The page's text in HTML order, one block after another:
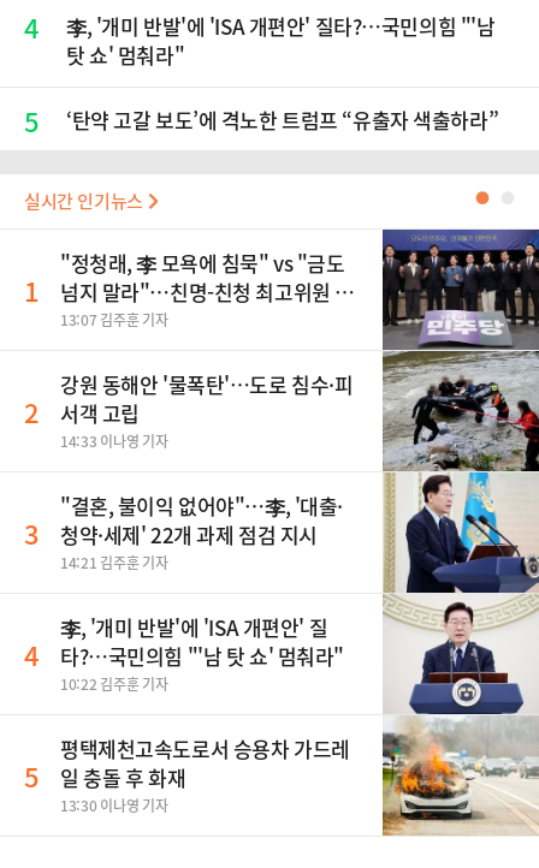
4
李, '개미 반발'에 'ISA 개편안' 질타?…국민의힘 "'남
탓 쇼' 멈춰라"
5 ‘탄약 고갈 보도’에 격노한 트럼프 “유출자 색출하라”
실시간 인기뉴스 ●
1
"정청래, 李 모욕에 침묵" vs "금도
넘지 말라"…친명-친청 최고위원 후
보, 제주서 격돌
13:07 김주훈 기자
2
강원 동해안 '물폭탄'…도로 침수·피
서객 고립
14:33 이나영 기자
3
"결혼, 불이익 없어야"…李, '대출·
청약·세제' 22개 과제 점검 지시
14:21 김주훈 기자
4
李, '개미 반발'에 'ISA 개편안' 질
타?…국민의힘 "'남 탓 쇼' 멈춰라"
10:22 김주훈 기자
5
평택제천고속도로서 승용차 가드레
일 충돌 후 화재
13:30 이나영 기자